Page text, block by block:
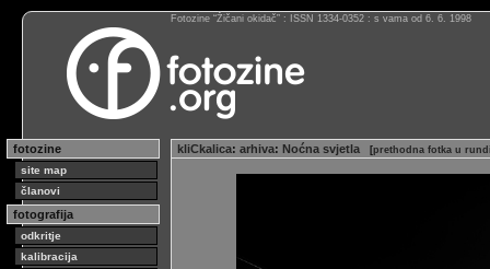
Fotozine “Žičani okidač” : ISSN 1334-0352 : s vama od 6. 6. 1998
fotozine
site map
članovi
fotografija
odkritje
kalibracija
kliCkalica: arhiva: Noćna svjetla [prethodna fotka u